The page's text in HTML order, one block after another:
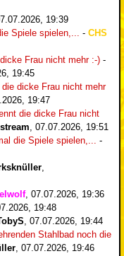
19:39
Spiele spielen,... - CHS
Frau nicht mehr :-) -
19:45
dicke Frau nicht mehr
19:47
die dicke Frau nicht
, 07.07.2026, 19:51
die Spiele spielen,... -
,
, 07.07.2026, 19:36
19:48
, 07.07.2026, 19:44
Stahlbad noch die
, 07.07.2026, 19:46